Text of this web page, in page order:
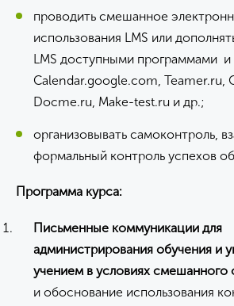
проводить смешанное
использования LMS или
LMS доступными программами и
Calendar.google.com, Teamer.ru,
Docme.ru, Make-test.ru и др.;
организовывать самоконтроль,
формальный контроль успехов
Программа курса:
Письменные коммуникации для
администрирования обучения и
учениемв условиях смешанного
и обоснование использования